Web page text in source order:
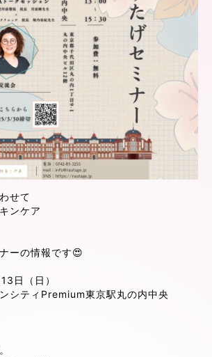
せて
ンケア
ーの情報です😍
日（日）
シティPremium東京駅丸の内中央